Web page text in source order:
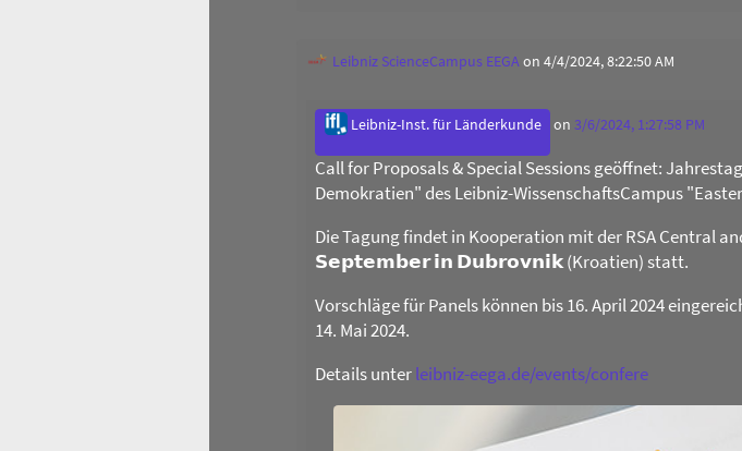
Leibniz ScienceCampus EEGAon 4/4/2024, 8:22:50 AM
Leibniz-Inst. für Länderkunde on3/6/2024, 1:27:58 PM
Call for Proposals & Special Sessions geöffnet:
Demokratien" des Leibniz-WissenschaftsCampus
Die Tagung findet in Kooperation mit der RSA Central
𝗦𝗲𝗽𝘁𝗲𝗺𝗯𝗲𝗿 𝗶𝗻 𝗗𝘂𝗯𝗿𝗼𝘃𝗻𝗶𝗸 (Kroatien) statt.
Vorschläge für Panels können bis 16. April 2024
14. Mai 2024.
Details unterleibniz-eega.de/events/confere